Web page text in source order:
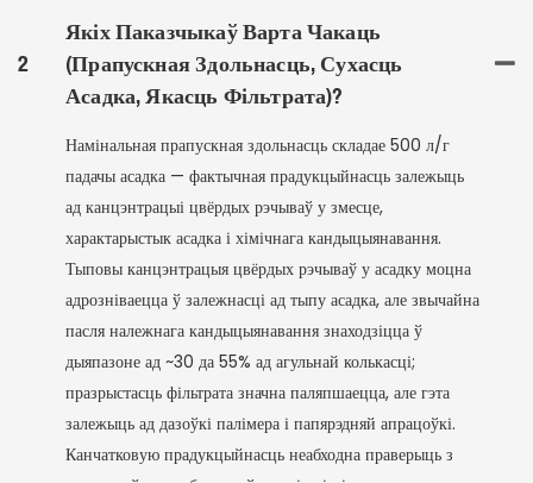
2
Якіх Паказчыкаў Варта Чакаць
(прапускная Здольнасць, Сухасць
Асадка, Якасць Фільтрата)?
Намінальная прапускная здольнасць складае 500 л/г
падачы асадка — фактычная прадукцыйнасць залежыць
ад канцэнтрацыі цвёрдых рэчываў у змесце,
характарыстык асадка і хімічнага кандыцыянавання.
Тыповы канцэнтрацыя цвёрдых рэчываў у асадку моцна
адрозніваецца ў залежнасці ад тыпу асадка, але звычайна
пасля належнага кандыцыянавання знаходзіцца ў
дыяпазоне ад ~30 да 55% ад агульнай колькасці;
празрыстасць фільтрата значна паляпшаецца, але гэта
залежыць ад дазоўкі палімера і папярэдняй апрацоўкі.
Канчатковую прадукцыйнасць неабходна праверыць з